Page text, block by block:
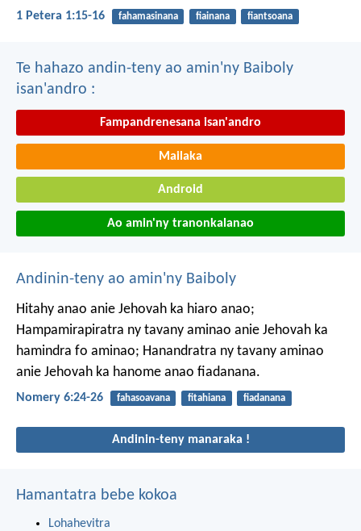
1 Petera 1:15-16 fahamasinana fiainana fiantsoana
Te hahazo andin-teny ao amin'ny Baiboly
isan'andro :
Fampandrenesana isan'andro
Mailaka
Android
Ao amin'ny tranonkalanao
Andinin-teny ao amin'ny Baiboly
Hitahy anao anie Jehovah ka hiaro anao;
Hampamirapiratra ny tavany aminao anie Jehovah ka
hamindra fo aminao; Hanandratra ny tavany aminao
anie Jehovah ka hanome anao fiadanana.
Nomery 6:24-26 fahasoavana fitahiana fiadanana
Andinin-teny manaraka !
Hamantatra bebe kokoa
Lohahevitra